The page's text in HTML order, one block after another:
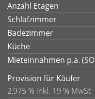
Anzahl Etagen
Schlafzimmer
Badezimmer
Küche
Mieteinnahmen p.a.
Provision für Käufer
2,975 % inkl. 19 % MwSt